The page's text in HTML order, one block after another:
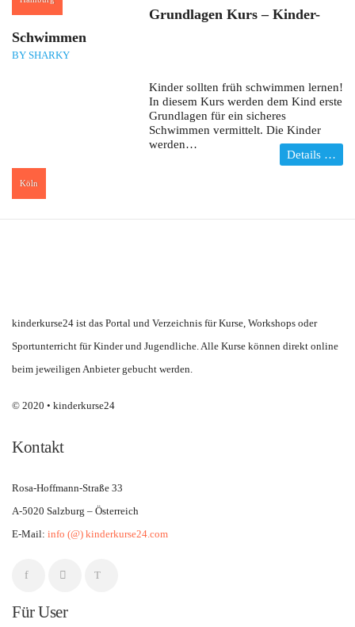
Grundlagen Kurs – Kinder-
Schwimmen
BY SHARKY
Köln
Kinder sollten früh schwimmen lernen!
In diesem Kurs werden dem Kind erste
Grundlagen für ein sicheres
Schwimmen vermittelt. Die Kinder
werden…
Details …
kinderkurse24 ist das Portal und Verzeichnis für Kurse, Workshops oder
Sportunterricht für Kinder und Jugendliche. Alle Kurse können direkt online
beim jeweiligen Anbieter gebucht werden.
© 2020 • kinderkurse24
Kontakt
Rosa-Hoffmann-Straße 33
A-5020 Salzburg – Österreich
E-Mail: info (@) kinderkurse24.com
Für User